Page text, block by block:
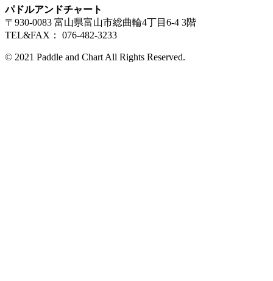
パドルアンドチャート
〒930-0083 富山県富山市総曲輪4丁目6-4 3階
TEL&FAX： 076-482-3233
© 2021 Paddle and Chart All Rights Reserved.